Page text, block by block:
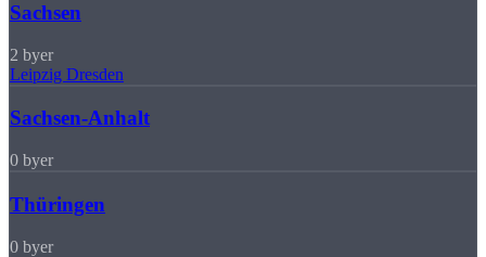
Sachsen
2 byer
Leipzig Dresden
Sachsen-Anhalt
0 byer
Thüringen
0 byer